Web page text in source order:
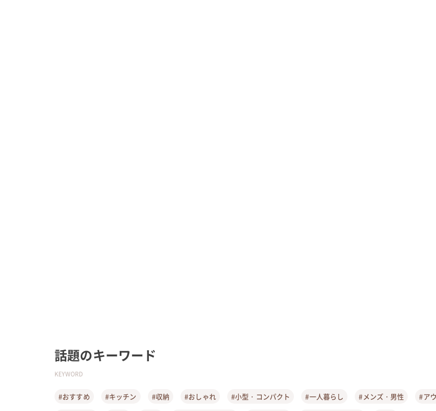
話題のキーワード
KEYWORD
#おすすめ #キッチン #収納 #おしゃれ #小型・コンパクト #一人暮らし #メンズ・男性 #ア